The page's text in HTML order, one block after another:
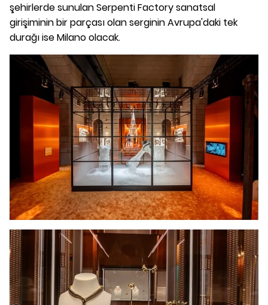
şehirlerde sunulan Serpenti Factory sanatsal
girişiminin bir parçası olan serginin Avrupa'daki tek
durağı ise Milano olacak.